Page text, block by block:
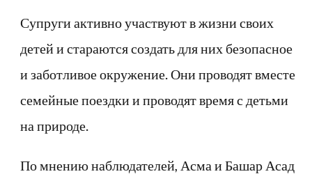
Супруги активно участвуют в жизни своих
детей и стараются создать для них безопасное
и заботливое окружение. Они проводят вместе
семейные поездки и проводят время с детьми
на природе.
По мнению наблюдателей, Асма и Башар Асад